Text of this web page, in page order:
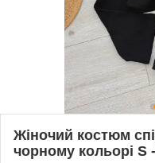
Жіночий костюм
чорному кольорі S